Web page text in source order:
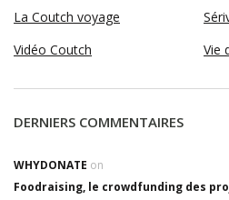
La Coutch voyage
Vidéo Coutch
Vie
DERNIERS COMMENTAIRES
WHYDONATE on
Foodraising, le crowdfunding des